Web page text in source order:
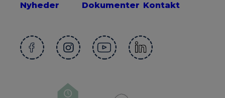
Nyheder Dokumenter Kontakt